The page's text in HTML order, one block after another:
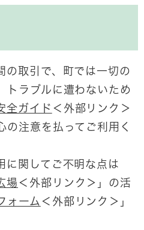
の取引で、町では一切の
トラブルに遭わないため
全ガイド ＜外部リンク＞
の注意を払ってご利用く
に関してご不明な点は
場 ＜外部リンク＞ 」の活
ォーム ＜外部リンク＞ 」